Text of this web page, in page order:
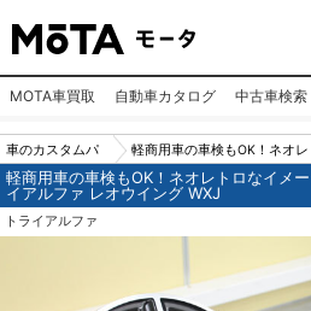
MOTA車買取 自動車カタログ 中古車検索
車のカスタムパ
ーツ（カー用
品）
軽商用車の車検もOK！ネオ
ルミホイール トライアルファ
軽商用車の車検もOK！ネオレトロなイメ
イアルファ レオウイング WXJ
トライアルファ